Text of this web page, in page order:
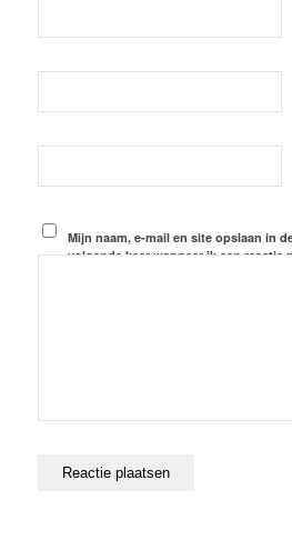
Mijn naam, e-mail en site opslaan in
volgende keer wanneer ik een reactie